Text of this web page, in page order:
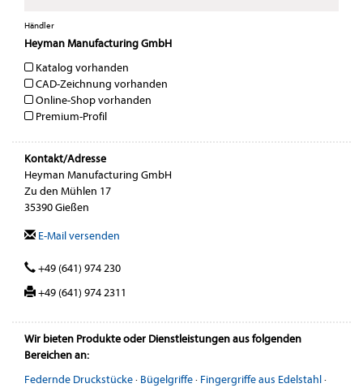
Händler
Heyman Manufacturing GmbH
Katalog vorhanden
CAD-Zeichnung vorhanden
Online-Shop vorhanden
Premium-Profil
Kontakt/Adresse
Heyman Manufacturing GmbH
Zu den Mühlen 17
35390 Gießen
E-Mail versenden
+49 (641) 974 230
+49 (641) 974 2311
Wir bieten Produkte oder Dienstleistungen aus folgenden
Bereichen an:
Federnde Druckstücke· Bügelgriffe· Fingergriffe aus Edelstahl·